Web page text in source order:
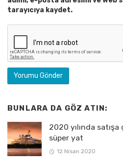
tarayıcıya kaydet.
BUNLARA DA GÖZ ATIN:
2020 yılında satışa
süper yat
12 Nisan 2020